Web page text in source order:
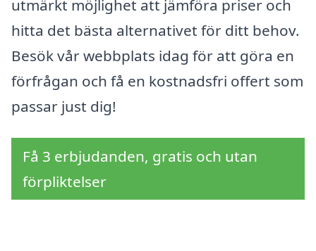
utmärkt möjlighet att jämföra priser och
hitta det bästa alternativet för ditt behov.
Besök vår webbplats idag för att göra en
förfrågan och få en kostnadsfri offert som
passar just dig!
Få 3 erbjudanden, gratis och utan
förpliktelser